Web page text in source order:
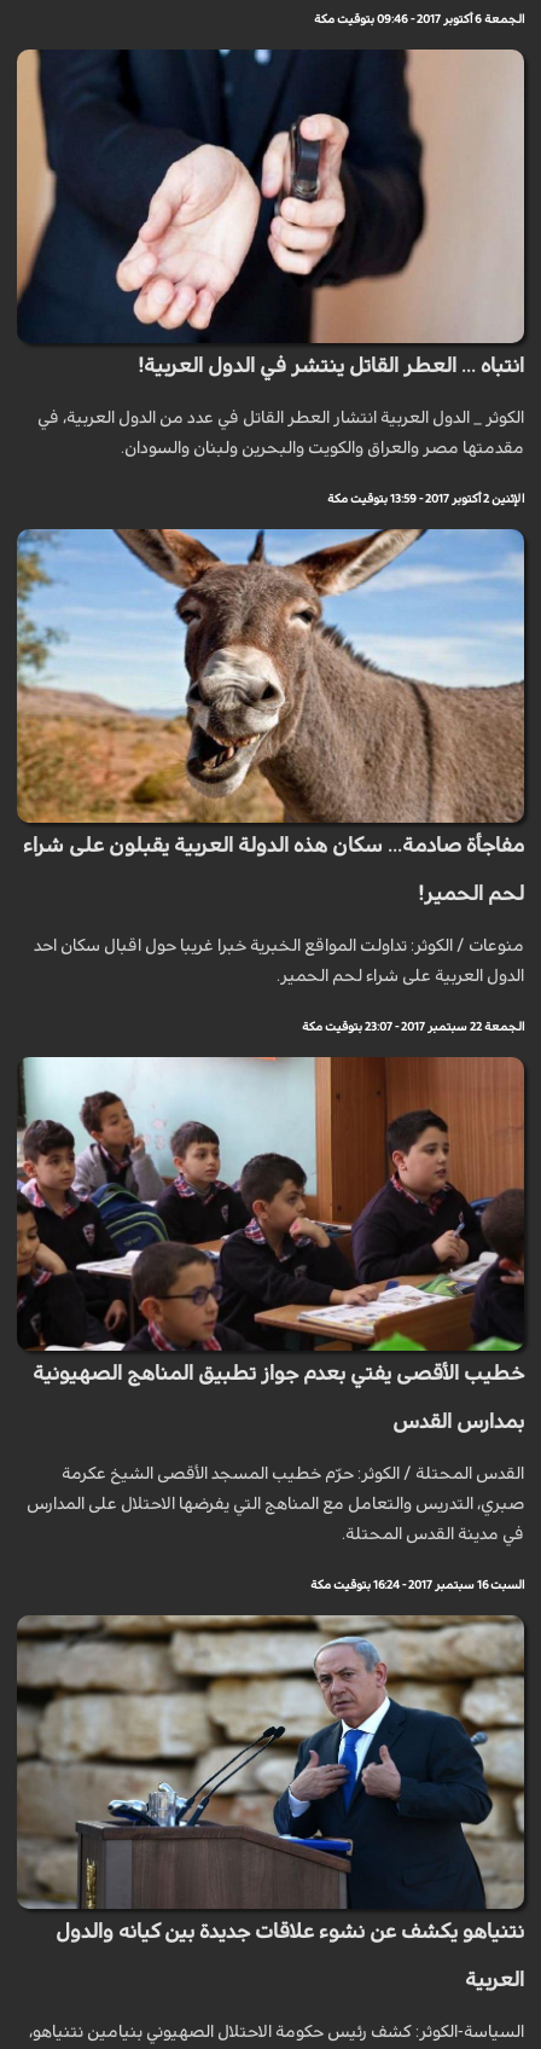
الجمعة 6 أكتوبر 2017 - 09:46 بتوقيت مكة
انتباه ... العطر القاتل ينتشر في الدول العربية!
الكوثر _ الدول العربية انتشار العطر القاتل في عدد من الدول العربية، في
مقدمتھا مصر والعراق والكويت والبحرين ولبنان والسودان.
الإثنين 2 أكتوبر 2017 - 13:59 بتوقيت مكة
مفاجأة صادمة... سكان هذه الدولة العربية يقبلون على شراء
لحم الحمير!
منوعات / الكوثر: تداولت المواقع الخبرية خبرا غريبا حول اقبال سكان احد
الدول العربية على شراء لحم الحمير.
الجمعة 22 سبتمبر 2017 - 23:07 بتوقيت مكة
خطيب الأقصى يفتي بعدم جواز تطبيق المناهج الصهيونية
بمدارس القدس
القدس المحتلة / الكوثر: حرّم خطيب المسجد الأقصى الشيخ عكرمة
صبري، التدريس والتعامل مع المناهج التي يفرضها الاحتلال على المدارس
في مدينة القدس المحتلة.
السبت 16 سبتمبر 2017 - 16:24 بتوقيت مكة
نتنياهو يكشف عن نشوء علاقات جديدة بين كيانه والدول
العربية
السياسة-الكوثر: كشف رئيس حكومة الاحتلال الصهيوني بنيامين نتنياهو،